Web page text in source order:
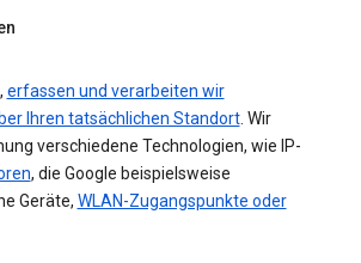
erfassen und verarbeiten wir
Ihren tatsächlichen Standort. Wir
verschiedene Technologien, wie IP-
, die Google beispielsweise
Geräte, WLAN-Zugangspunkte oder